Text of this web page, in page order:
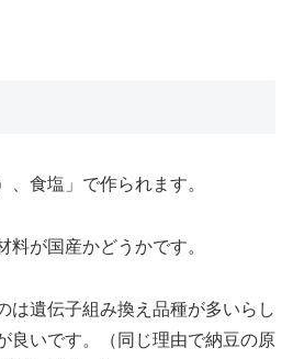
、食塩」で作られます。
料が国産かどうかです。
は遺伝子組み換え品種が多いらし
良いです。（同じ理由で納豆の原